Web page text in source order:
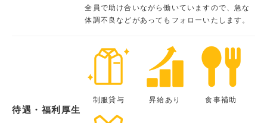
全員で助け合いながら働いていますので、急な
体調不良などがあってもフォローいたします。
待遇・福利厚生
制服貸与 昇給あり 食事補助